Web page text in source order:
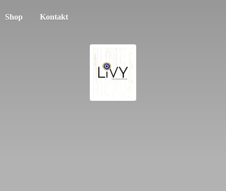
Shop Kontakt